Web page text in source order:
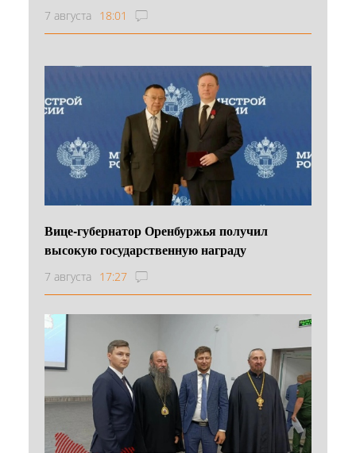
7 августа 18:01
Вице-губернатор Оренбуржья получил
высокую государственную награду
7 августа 17:27